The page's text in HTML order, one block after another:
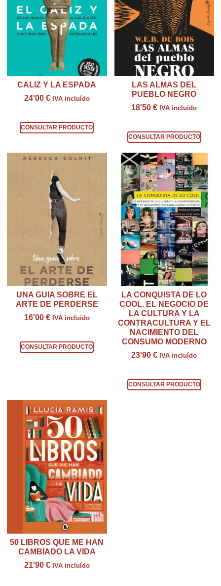
CALIZ Y LA ESPADA
24'00 € IVA incluído
CONSULTAR PRODUCTO
LAS ALMAS DEL
PUEBLO NEGRO
18'50€ IVA incluído
CONSULTAR PRODUCTO
UNA GUIA SOBRE EL
ARTE DE PERDERSE
16'00 € IVA incluído
CONSULTAR PRODUCTO
LA CONQUISTA DE LO
COOL. EL NEGOCIO DE
LA CULTURA Y LA
CONTRACULTURA Y EL
NACIMIENTO DEL
CONSUMO MODERNO
23'90€ IVA incluído
CONSULTAR PRODUCTO
50 LIBROS QUE ME HAN
CAMBIADO LA VIDA
21'90 € IVA incluído